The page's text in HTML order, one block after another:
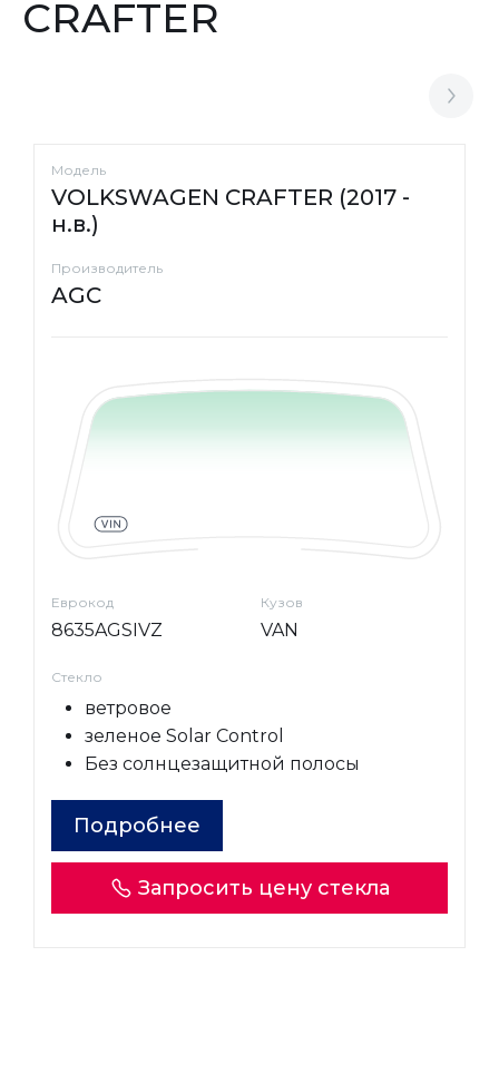
CRAFTER
Модель
VOLKSWAGEN CRAFTER (2017 -
н.в.)
Производитель
AGC
Еврокод
8635AGSIVZ
Кузов
VAN
Стекло
ветровое
зеленое Solar Control
Без солнцезащитной полосы
Подробнее
Запросить цену стекла